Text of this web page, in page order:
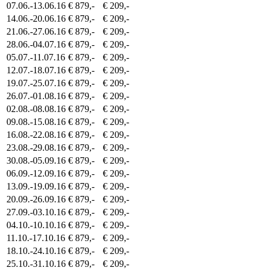
07.06.-13.06.16 € 879,-
€ 209,-
14.06.-20.06.16 € 879,-
€ 209,-
21.06.-27.06.16 € 879,-
€ 209,-
28.06.-04.07.16 € 879,-
€ 209,-
05.07.-11.07.16 € 879,-
€ 209,-
12.07.-18.07.16 € 879,-
€ 209,-
19.07.-25.07.16 € 879,-
€ 209,-
26.07.-01.08.16 € 879,-
€ 209,-
02.08.-08.08.16 € 879,-
€ 209,-
09.08.-15.08.16 € 879,-
€ 209,-
16.08.-22.08.16 € 879,-
€ 209,-
23.08.-29.08.16 € 879,-
€ 209,-
30.08.-05.09.16 € 879,-
€ 209,-
06.09.-12.09.16 € 879,-
€ 209,-
13.09.-19.09.16 € 879,-
€ 209,-
20.09.-26.09.16 € 879,-
€ 209,-
27.09.-03.10.16 € 879,-
€ 209,-
04.10.-10.10.16 € 879,-
€ 209,-
11.10.-17.10.16 € 879,-
€ 209,-
18.10.-24.10.16 € 879,-
€ 209,-
25.10.-31.10.16 € 879,-
€ 209,-